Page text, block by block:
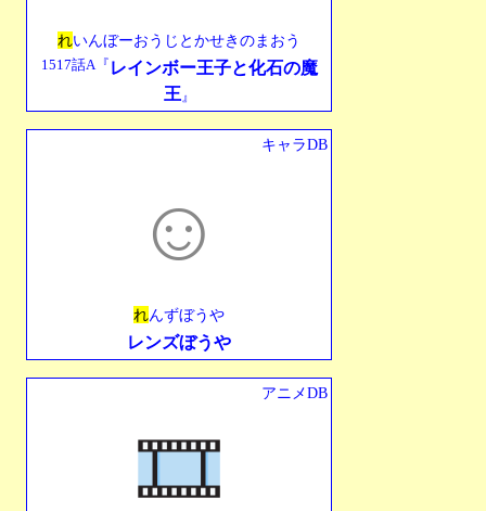
れいんぼーおうじとかせきのまおう
1517話A『 レインボー王子と化石の魔
王』
キャラDB
☺︎
れんずぼうや
レンズぼうや
アニメDB